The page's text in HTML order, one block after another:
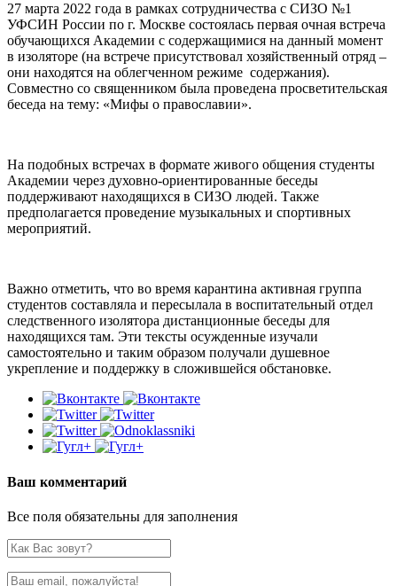
27 марта 2022 года в рамках сотрудничества с СИЗО №1
УФСИН России по г. Москве состоялась первая очная встреча
обучающихся Академии с содержащимися на данный момент
в изоляторе (на встрече присутствовал хозяйственный отряд –
они находятся на облегченном режиме содержания).
Совместно со священником была проведена просветительская
беседа на тему: «Мифы о православии».
На подобных встречах в формате живого общения студенты
Академии через духовно-ориентированные беседы
поддерживают находящихся в СИЗО людей. Также
предполагается проведение музыкальных и спортивных
мероприятий.
Важно отметить, что во время карантина активная группа
студентов составляла и пересылала в воспитательный отдел
следственного изолятора дистанционные беседы для
находящихся там. Эти тексты осужденные изучали
самостоятельно и таким образом получали душевное
укрепление и поддержку в сложившейся обстановке.
Ваш комментарий
Все поля обязательны для заполнения